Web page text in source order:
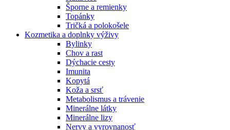
Šporne a remienky
Topánky
Tričká a polokošele
Kozmetika a doplnky výživy
Bylinky
Chov a rast
Dýchacie cesty
Imunita
Kopytá
Koža a srsť
Metabolismus a trávenie
Minerálne látky
Minerálne lizy
Nervy a vyrovnanosť